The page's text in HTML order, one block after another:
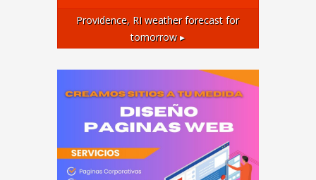
Providence, RI weather forecast for
tomorrow ▸